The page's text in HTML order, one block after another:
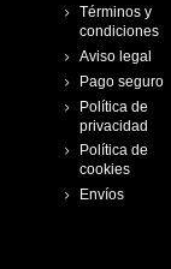
Términos y
condiciones
Aviso legal
Pago seguro
Política de
privacidad
Política de
cookies
Envíos